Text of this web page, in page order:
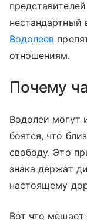
нестандартный
Водолеев
отношениям.
Почему
Водолеи могут
боятся, что
свободу. Это
знака держат
настоящему
Вот что